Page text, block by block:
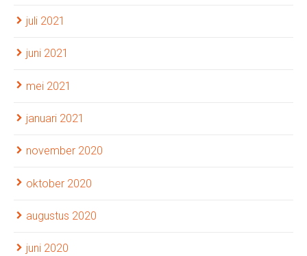
juli 2021
juni 2021
mei 2021
januari 2021
november 2020
oktober 2020
augustus 2020
juni 2020